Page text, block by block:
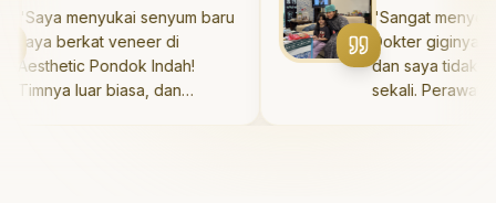
teknik perawatan dan
pembersihan gigi yang tepat.
Sangat direkomendasikan!
"
Saya menyukai senyum baru
berkat veneer di
Pondok Indah!
luar biasa, dan
"Sangat
Dokter giginya
dan saya tidak takut
sekali.